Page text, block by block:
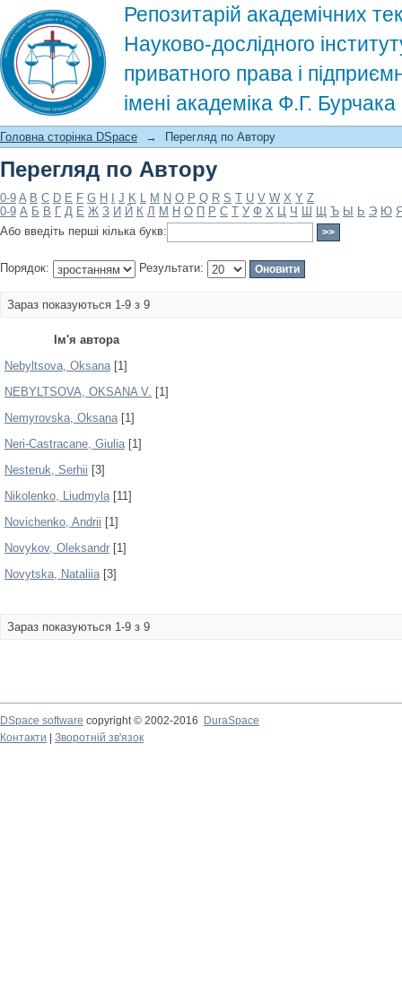
Репозитарій академічних
Науково-дослідного
приватного права і
імені академіка Ф.Г.
Перегляд по Автору
Головна сторінка DSpace → Перегляд по Автору
Перегляд по Автору
0-9 A B C D E F G H J K L M N O P Q R S T U V W X Y Z
0-9 А Б В Г Д Е Ж З И Й К Л М Н О П Р С Т У Ф Х Ц Ч Ш Щ Ъ Ы Ь Э Ю
Або введіть перші кілька букв:
Порядок: Результати:
Зараз показуються 1-9 з 9
Ім'я автора
Nebyltsova, Oksana[1]
NEBYLTSOVA, OKSANA V. [1]
Nemyrovska, Oksana[1]
Neri-Castracane, Giulia[1]
Nesteruk, Serhii [3]
Nikolenko, Liudmyla[11]
Novichenko, Andrii [1]
Novykov, Oleksandr [1]
Novytska, Nataliia[3]
Зараз показуються 1-9 з 9
DSpace software copyright © 2002-2016
DuraSpace
Контакти
Зворотній зв'язок